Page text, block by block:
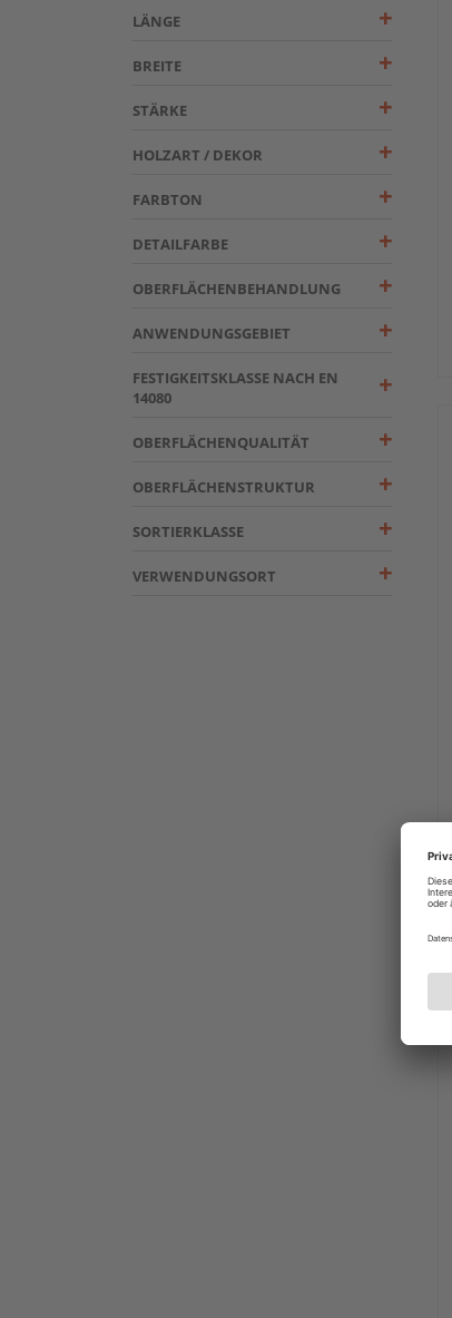
LÄNGE
BREITE
STÄRKE
HOLZART / DEKOR
FARBTON
DETAILFARBE
OBERFLÄCHENBEHANDLUNG
ANWENDUNGSGEBIET
FESTIGKEITSKLASSE NACH EN
14080
OBERFLÄCHENQUALITÄT
OBERFLÄCHENSTRUKTUR
SORTIERKLASSE
VERWENDUNGSORT